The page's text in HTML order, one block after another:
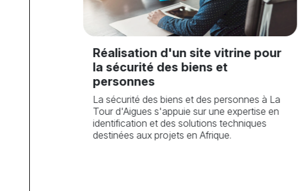
Réalisation d'un site vitrine pour
la sécurité des biens et
personnes
La sécurité des biens et des personnes à La
Tour d'Aigues s'appuie sur une expertise en
identification et des solutions techniques
destinées aux projets en Afrique.